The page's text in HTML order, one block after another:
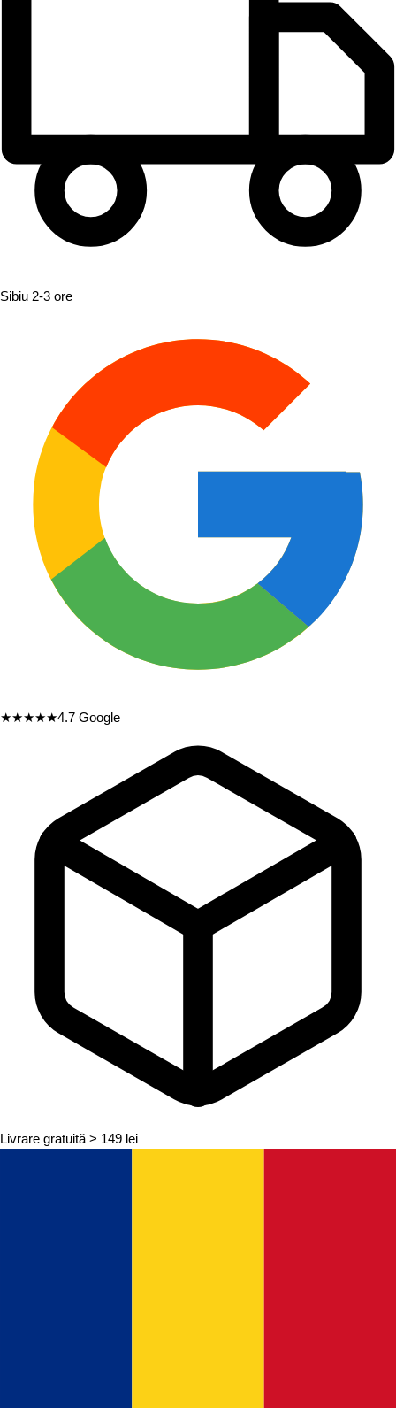
Sibiu 2-3 ore
★★★★★4.7 Google
Livrare gratuită > 149 lei